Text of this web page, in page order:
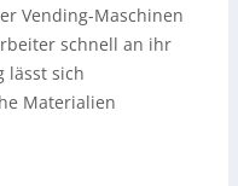
Vending-Maschinen
schnell an ihr
lässt sich
Materialien